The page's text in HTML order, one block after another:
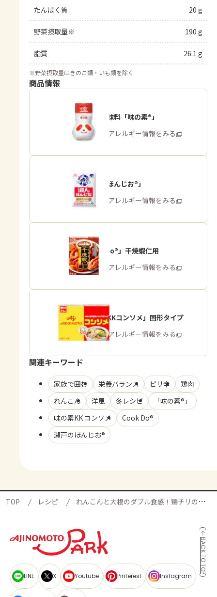
たんぱく質 20 g
野菜摂取量※ 190 g
脂質 26.1 g
※野菜摂取量はきのこ類・いも類を除く
商品情報
うま味調味料「味の素®」
商品・アレルギー情報をみる
「瀬戸のほんじお®」
商品・アレルギー情報をみる
「Cook Do®」干焼蝦仁用
商品・アレルギー情報をみる
「味の素KKコンソメ」固形タイプ
商品・アレルギー情報をみる
関連キーワード
家族で囲む 栄養バランス ピリ辛
鶏肉
れんこん
洋風 冬レシピ
「味の素®」
味の素KK コンソメ
Cook Do®
瀬戸のほんじお®
TOP レシピ れんこんと大根のダブル食感！鶏チリの献立
BACK TO TOP
LINE X Youtube Pinterest Instagram